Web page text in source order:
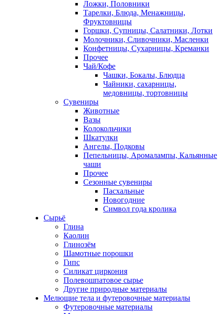
Ложки, Половники
Тарелки, Блюда, Менажницы,
Фруктовницы
Горшки, Супницы, Салатники, Лотки
Молочники, Сливочники, Масленки
Конфетницы, Сухарницы, Креманки
Прочее
Чай/Кофе
Чашки, Бокалы, Блюдца
Чайники, сахарницы,
медовницы, тортовницы
Сувениры
Животные
Вазы
Колокольчики
Шкатулки
Ангелы, Подковы
Пепельницы, Аромалампы, Кальянные
чаши
Прочее
Сезонные сувениры
Пасхальные
Новогодние
Символ года кролика
Сырьё
Глина
Каолин
Глинозём
Шамотные порошки
Гипс
Силикат циркония
Полевошпатовое сырье
Другие природные материалы
Мелющие тела и футеровочные материалы
Футеровочные материалы